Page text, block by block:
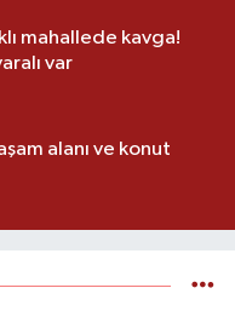
mahallede kavga!
var
alanı ve konut